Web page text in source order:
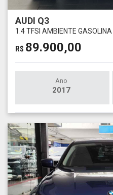
AUDI Q3
1.4 TFSI AMBIENTE
R$ 89.900,00
Ano
2017